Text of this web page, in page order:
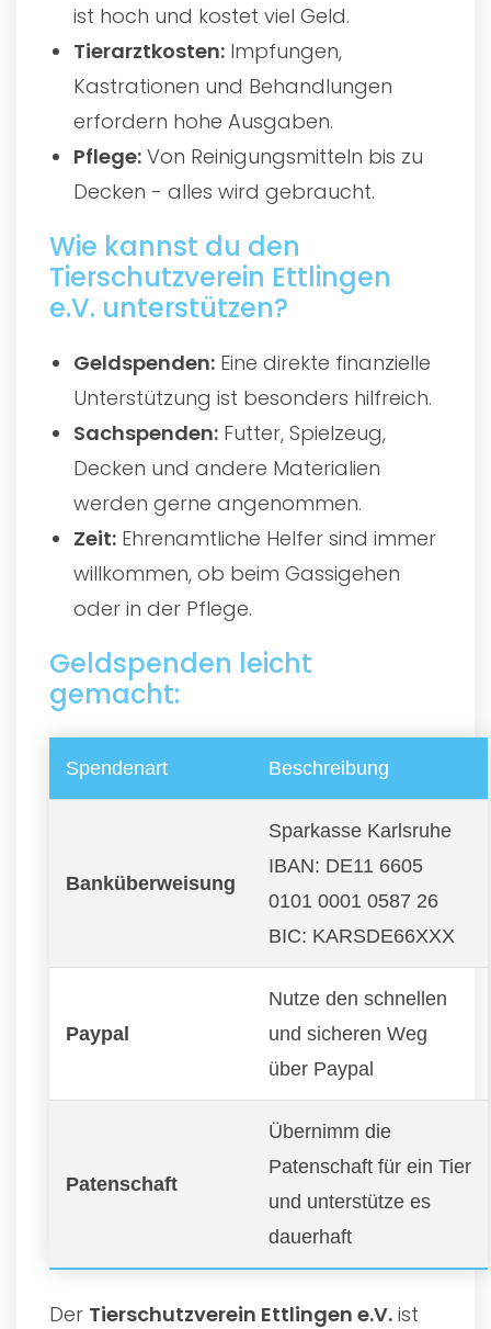
ist hoch und kostet viel Geld.
Tierarztkosten: Impfungen,
Kastrationen und Behandlungen
erfordern hohe Ausgaben.
Pflege: Von Reinigungsmitteln bis zu
Decken - alles wird gebraucht.
Wie kannst du den
Tierschutzverein Ettlingen
e.V. unterstützen?
Geldspenden: Eine direkte finanzielle
Unterstützung ist besonders hilfreich.
Sachspenden: Futter, Spielzeug,
Decken und andere Materialien
werden gerne angenommen.
Zeit: Ehrenamtliche Helfer sind immer
willkommen, ob beim Gassigehen
oder in der Pflege.
Geldspenden leicht
gemacht:
Spendenart Beschreibung
Banküberweisung
Sparkasse Karlsruhe
IBAN: DE11 6605
0101 0001 0587 26
BIC: KARSDE66XXX
Paypal
Nutze den schnellen
und sicheren Weg
über Paypal
Patenschaft
Übernimm die
Patenschaft für ein Tier
und unterstütze es
dauerhaft
Der Tierschutzverein Ettlingen e.V. ist